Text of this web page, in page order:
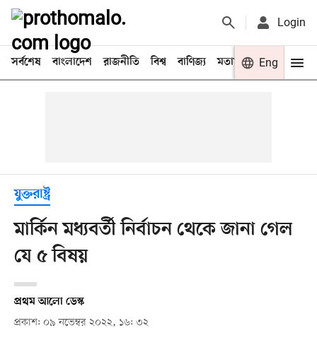
Login
সর্বশেষ বাংলাদেশ রাজনীতি বিশ্ব বাণিজ্য মতামত খেলা
Eng
যুক্তরাষ্ট্র
মার্কিন মধ্যবর্তী নির্বাচন থেকে জানা গেল
যে ৫ বিষয়
প্রথম আলো ডেস্ক
প্রকাশ: ০৯ নভেম্বর ২০২২, ১৬: ৩২